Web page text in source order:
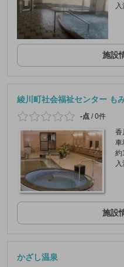
施設
綾川町社会福祉センター もみ
-点 /0件
香
車
約
施設
かざし温泉